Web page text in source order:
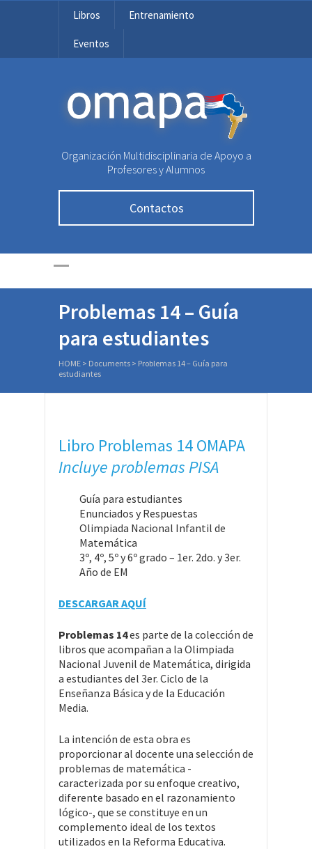
Libros Entrenamiento
Eventos
OMAPA
Organización Multidisciplinaria de Apoyo a
Profesores y Alumnos
Contactos
Problemas 14 – Guía
para estudiantes
HOME > Documents > Problemas 14 – Guía para
estudiantes
Libro Problemas 14 OMAPA
Incluye problemas PISA
Guía para estudiantes
Enunciados y Respuestas
Olimpiada Nacional Infantil de
Matemática
3º, 4º, 5º y 6º grado – 1er. 2do. y 3er.
Año de EM
DESCARGAR AQUÍ
Problemas 14es parte de la colección de
libros que acompañan a la Olimpiada
Nacional Juvenil de Matemática, dirigida
a estudiantes del 3er. Ciclo de la
Enseñanza Básica y de la Educación
Media.
La intención de esta obra es
proporcionar al docente una selección de
problemas de matemática -
caracterizada por su enfoque creativo,
diferente basado en el razonamiento
lógico-, que se constituye en un
complemento ideal de los textos
utilizados en la Reforma Educativa.